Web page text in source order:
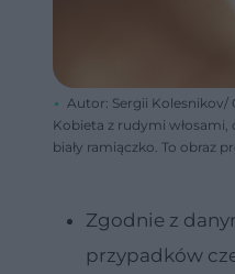
Autor: Sergii Kolesnikov/
Kobieta z rudymi
biały ramiączko. To obraz
Zgodnie z
przypadków